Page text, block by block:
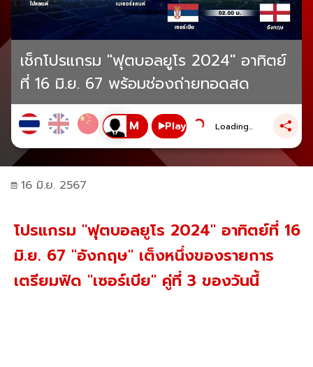
เช็กโปรแกรม "ฟุตบอลยูโร 2024" อาทิตย์
ที่ 16 มิ.ย. 67 พร้อมช่องถ่ายทอดสด
Play Loading...
16 มิ.ย. 2567
โปรแกรม "ฟุตบอลยูโร 2024" อาทิตย์ที่ 16
มิ.ย. 67 "อังกฤษ" เต็งหนึ่งของรายการ
เตรียมฟัด "เซอร์เบีย" คู่ที่ 3 ของวันนี้